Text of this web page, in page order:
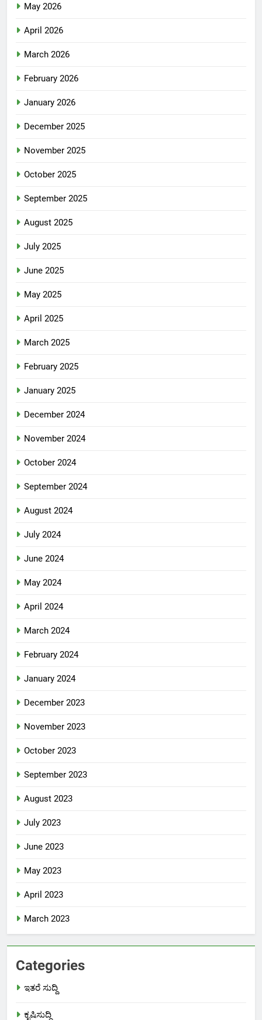
May 2026
April 2026
March 2026
February 2026
January 2026
December 2025
November 2025
October 2025
September 2025
August 2025
July 2025
June 2025
May 2025
April 2025
March 2025
February 2025
January 2025
December 2024
November 2024
October 2024
September 2024
August 2024
July 2024
June 2024
May 2024
April 2024
March 2024
February 2024
January 2024
December 2023
November 2023
October 2023
September 2023
August 2023
July 2023
June 2023
May 2023
April 2023
March 2023
Categories
ಇತರೆ ಸುದ್ದಿ
ಕೃಷಿಸುದ್ದಿ